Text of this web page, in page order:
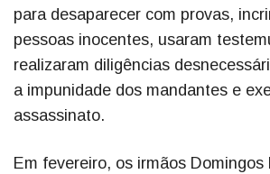
para desaparecer com provas,
pessoas inocentes, usaram
realizaram diligências
a impunidade dos mandantes e
assassinato.
Em fevereiro, os irmãos Domingos